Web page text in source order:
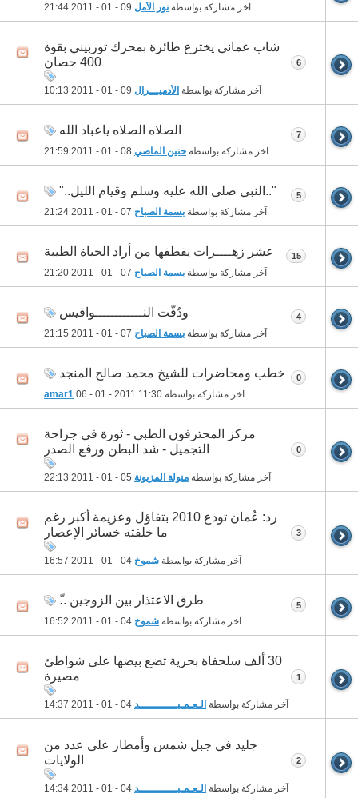
آخر مشاركة بواسطة نور الأمل 21:44
شاب عماني يخترع طائرة بمحرك توربيني بقوة
400 حصان
آخر مشاركة بواسطة الأدميـــرال 10:13
6
الصلاه الصلاه ياعباد الله
آخر مشاركة بواسطة حنين الماضي 21:59
7
"..النبي صلى الله عليه وسلم وقيام الليل.."
آخر مشاركة بواسطة بسمة الصباح 21:24
5
عشر زهــــرات يقطفها من أراد الحياة الطيبة
آخر مشاركة بواسطة بسمة الصباح 21:20
15
ودُقّت النــــــــــــواقيس
آخر مشاركة بواسطة بسمة الصباح 21:15
4
خطب ومحاضرات للشيخ محمد صالح المنجد
آخر مشاركة بواسطة amar1 06 - 01 - 2011 11:30
0
مركز المحترفون الطبي - ثورة في جراحة
التجميل - شد البطن ورفع الصدر
آخر مشاركة بواسطة منولة المزيونة 22:13
0
رد: عُمان تودع 2010 بتفاؤل وعزيمة أكبر رغم
ما خلفته خسائر الإعصار
آخر مشاركة بواسطة شموخ 16:57
3
طرق الاعتذار بين الزوجين ..ّ
آخر مشاركة بواسطة شموخ 16:52
5
30 ألف سلحفاة بحرية تضع بيضها على شواطئ
مصيرة
آخر مشاركة بواسطة الـعـمـيــــــــــــد 14:37
1
جليد في جبل شمس وأمطار على عدد من
الولايات
آخر مشاركة بواسطة الـعـمـيــــــــــــد 14:34
2